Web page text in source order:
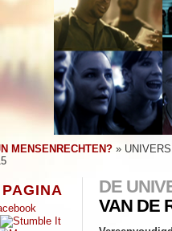
MENSENRECHTEN? »
DE
VAN DE